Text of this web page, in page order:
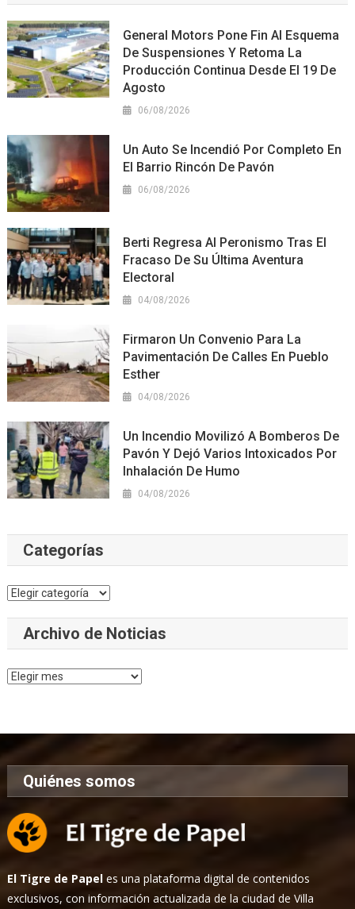
General Motors Pone Fin Al Esquema
De Suspensiones Y Retoma La
Producción Continua Desde El 19 De
Agosto
06/08/2026
Un Auto Se Incendió Por Completo En
El Barrio Rincón De Pavón
06/08/2026
Berti Regresa Al Peronismo Tras El
Fracaso De Su Última Aventura
Electoral
04/08/2026
Firmaron Un Convenio Para La
Pavimentación De Calles En Pueblo
Esther
04/08/2026
Un Incendio Movilizó A Bomberos De
Pavón Y Dejó Varios Intoxicados Por
Inhalación De Humo
04/08/2026
Categorías
Categorías
Archivo de Noticias
Archivo
Quiénes somos
El Tigre de Papel es una plataforma digital de contenidos
exclusivos, con información actualizada de la ciudad de Villa